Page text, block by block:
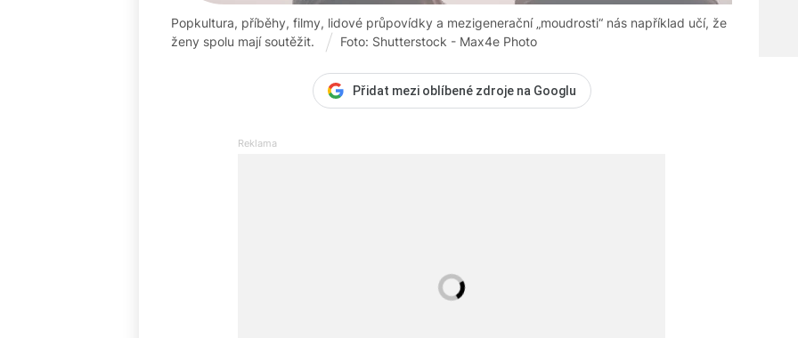
Popkultura, příběhy, filmy, lidové průpovídky a mezigenerační „moudrosti“ nás například učí, že
ženy spolu mají soutěžit.
Foto: Shutterstock - Max4e Photo
Přidat mezi oblíbené zdroje na Googlu